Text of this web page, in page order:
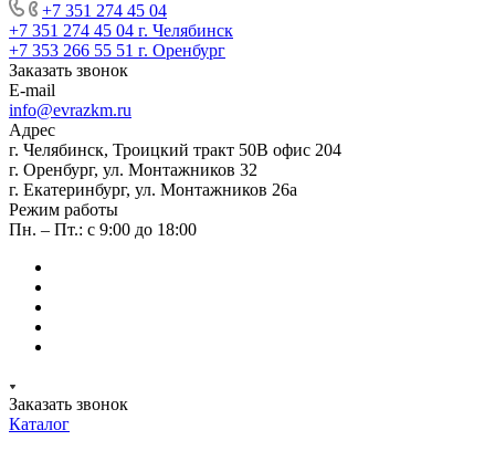
+7 351 274 45 04
+7 351 274 45 04 г. Челябинск
+7 353 266 55 51 г. Оренбург
Заказать звонок
E-mail
info@evrazkm.ru
Адрес
г. Челябинск, Троицкий тракт 50В офис 204
г. Оренбург, ул. Монтажников 32
г. Екатеринбург, ул. Монтажников 26а
Режим работы
Пн. – Пт.: с 9:00 до 18:00
Заказать звонок
Каталог